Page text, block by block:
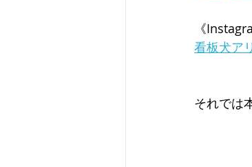
《
看板犬ア
それでは